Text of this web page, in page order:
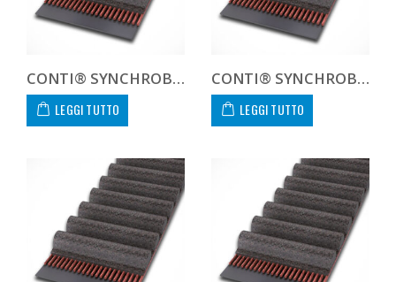
CONTI® SYNCHROBELT HTD81040 CUSTOM
LEGGI TUTTO
CONTI® SYNCHROBELT HTD8104020
LEGGI TUTTO